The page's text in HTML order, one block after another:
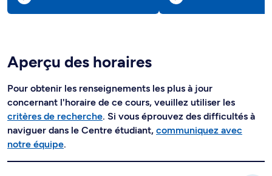
Aperçu des horaires
Pour obtenir les renseignements les plus à jour
concernant l'horaire de ce cours, veuillez utiliser les
critères de recherche. Si vous éprouvez des difficultés à
naviguer dans le Centre étudiant, communiquez avec
notre équipe.